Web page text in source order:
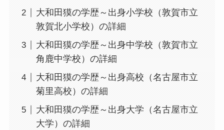
大和田獏の学歴～出身小学校（敦賀市立
敦賀北小学校）の詳細
大和田獏の学歴～出身中学校（敦賀市立
角鹿中学校）の詳細
大和田獏の学歴～出身高校（名古屋市立
菊里高校）の詳細
大和田獏の学歴～出身大学（名古屋市立
大学）の詳細